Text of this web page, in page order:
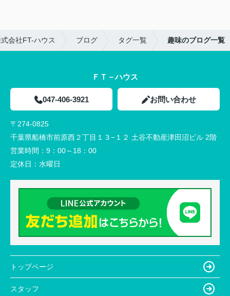
会社FT-ハウス ブログ タグ一覧 趣味のブログ一覧
ＦＴ－ハウス
047-406-3921 お問い合わせ
〒274-0825
千葉県船橋市前原西２丁目１３−１２ 土谷不動産津田沼ビル 2階
営業時間： 9：00～18：00
定休日： 水曜日
トップページ
スタッフ